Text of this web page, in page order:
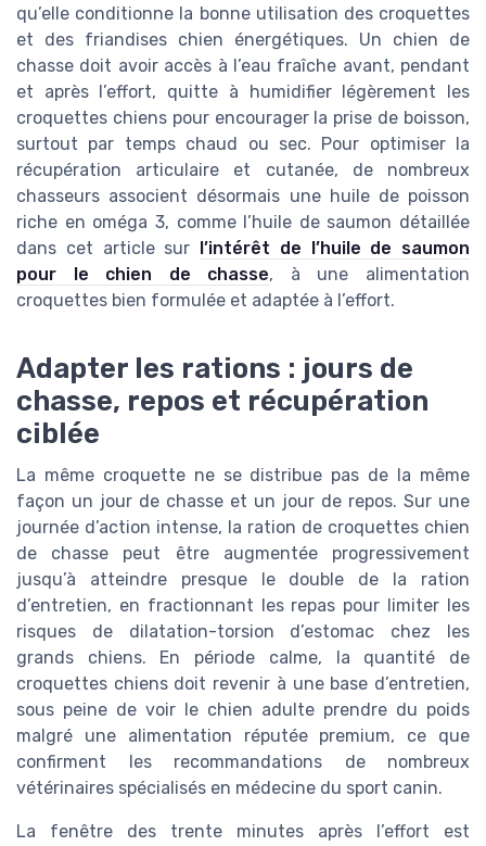
qu’elle conditionne la bonne utilisation des croquettes
et des friandises chien énergétiques. Un chien de
chasse doit avoir accès à l’eau fraîche avant, pendant
et après l’effort, quitte à humidifier légèrement les
croquettes chiens pour encourager la prise de boisson,
surtout par temps chaud ou sec. Pour optimiser la
récupération articulaire et cutanée, de nombreux
chasseurs associent désormais une huile de poisson
riche en oméga 3, comme l’huile de saumon détaillée
dans cet article sur l’intérêt de l’huile de saumon
pour le chien de chasse, à une alimentation
croquettes bien formulée et adaptée à l’effort.
Adapter les rations : jours de
chasse, repos et récupération
ciblée
La même croquette ne se distribue pas de la même
façon un jour de chasse et un jour de repos. Sur une
journée d’action intense, la ration de croquettes chien
de chasse peut être augmentée progressivement
jusqu’à atteindre presque le double de la ration
d’entretien, en fractionnant les repas pour limiter les
risques de dilatation-torsion d’estomac chez les
grands chiens. En période calme, la quantité de
croquettes chiens doit revenir à une base d’entretien,
sous peine de voir le chien adulte prendre du poids
malgré une alimentation réputée premium, ce que
confirment les recommandations de nombreux
vétérinaires spécialisés en médecine du sport canin.
La fenêtre des trente minutes après l’effort est